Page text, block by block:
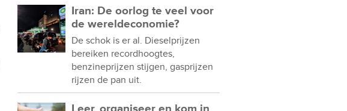
Iran: De oorlog te veel voor
de wereldeconomie?
De schok is er al. Dieselprijzen
bereiken recordhoogtes,
benzineprijzen stijgen, gasprijzen
rijzen de pan uit.